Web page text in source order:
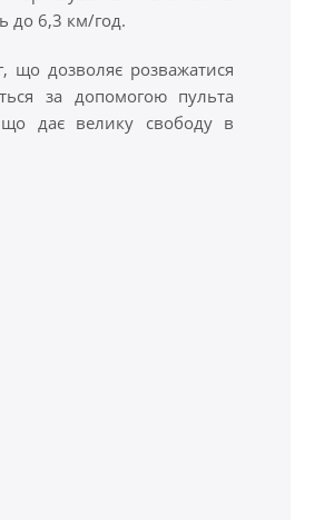
до 6,3 км/год.
що дозволяє розважатися
за допомогою пульта
що дає велику свободу в